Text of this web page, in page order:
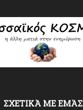
ΣΧΕΤΙΚΆ ΜΕ ΕΜΆΣ